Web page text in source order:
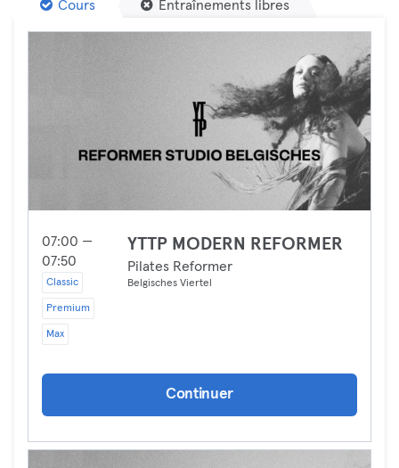
Cours Entraînements libres
07:00 —
07:50
Classic
Premium
Max
YTTP MODERN REFORMER
Pilates Reformer
Belgisches Viertel
Continuer